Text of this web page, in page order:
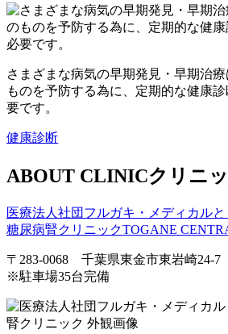
さまざまな病気の早期発見・早期治
ものを予防する為に、定期的な健康
要です。
健康診断
ABOUT CLINICクリニ
医療法人社団フルガキ・メディカル
糖尿病腎クリニックTOGANE
〒283-0068 千葉県東金市東岩崎24-7
※駐車場35台完備